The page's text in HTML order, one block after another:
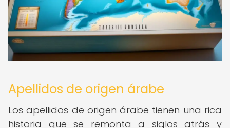
Apellidos de origen árabe
Los apellidos de origen árabe tienen una rica
historia que se remonta a siglos atrás y